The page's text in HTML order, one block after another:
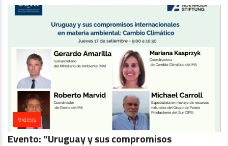
Videos
Evento: “Uruguay y sus compromisos